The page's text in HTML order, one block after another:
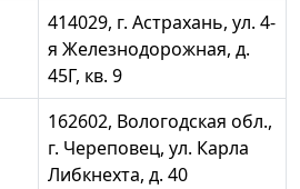
414029, г. Астрахань, ул. 4-
я Железнодорожная, д.
45Г, кв. 9
162602, Вологодская обл.,
г. Череповец, ул. Карла
Либкнехта, д. 40